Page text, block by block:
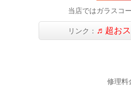
当店ではガラスコ
リンク： ♬超お
修理料